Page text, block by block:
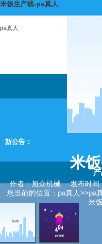
米饭生产线-pa真人
pa真人
新公告：
米
作者：旭众机械 发布时间
您当前的位置： pa真人 >>pa
米